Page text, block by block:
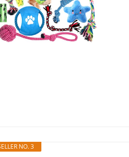
NO. 3